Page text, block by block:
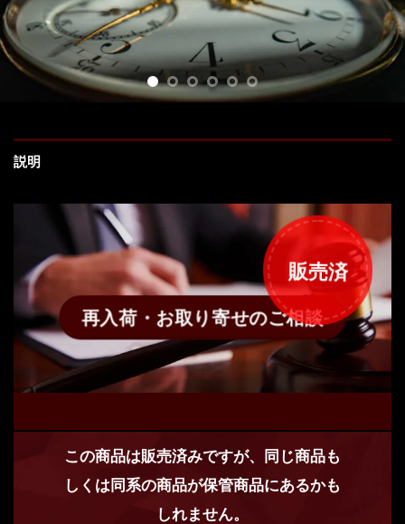
説明
販売済
再入荷・お取り寄せのご相談
この商品は販売済みですが、同じ商品も
しくは同系の商品が保管商品にあるかも
しれません。